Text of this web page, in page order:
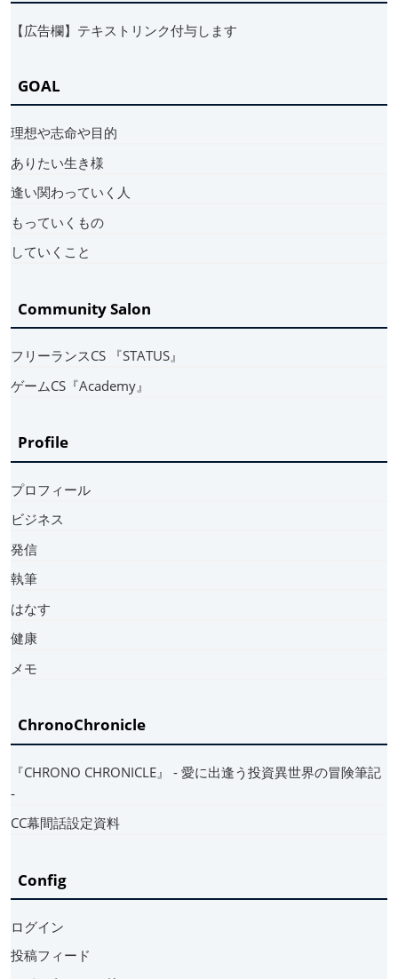
【広告欄】テキストリンク付与します
GOAL
理想や志命や目的
ありたい生き様
逢い関わっていく人
もっていくもの
していくこと
Community Salon
フリーランスCS 『STATUS』
ゲームCS『Academy』
Profile
プロフィール
ビジネス
発信
執筆
はなす
健康
メモ
ChronoChronicle
『CHRONO CHRONICLE』 ‐ 愛に出逢う投資異世界の冒険筆記
‐
CC幕間話設定資料
Config
ログイン
投稿フィード